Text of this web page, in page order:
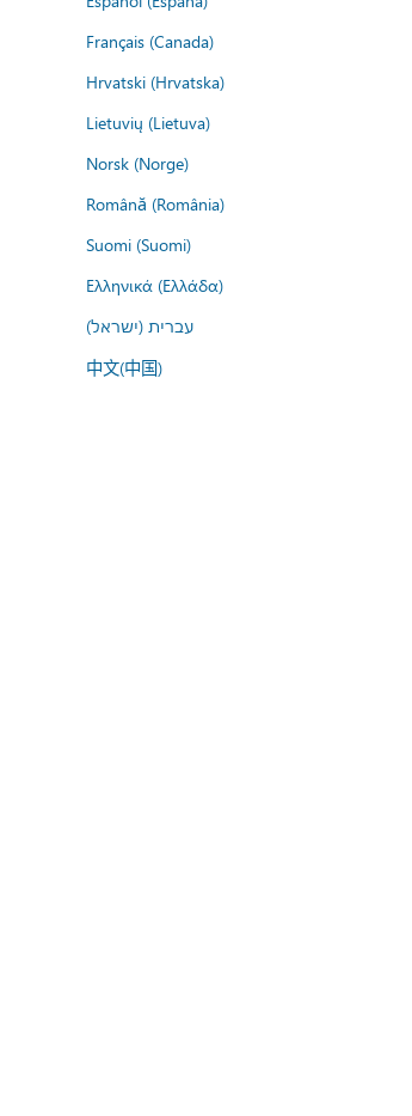
Français (Canada)
Hrvatski (Hrvatska)
Lietuvių (Lietuva)
Norsk (Norge)
Română (România)
Suomi (Suomi)
Ελληνικά (Ελλάδα)
עברית (ישראל)
中文(中国)